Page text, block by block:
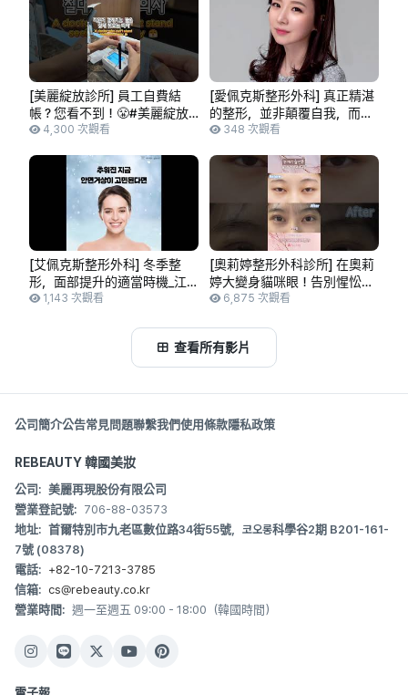
[美麗綻放診所] 員工自費結
帳？您看不到！😤#美麗綻放
診所 #美麗綻放 #皮膚科推薦
合井皮膚科 #弘大皮膚科
#kbeauty #seoulclinic
4,300 次觀看
[愛佩克斯整形外科] 真正精湛
的整形，並非顛覆自我，而是
發掘潛在之美_愛佩克斯整形
348 次觀看
[艾佩克斯整形外科] 冬季整
形，面部提升的適當時機_江
南驛三艾佩克斯整形外科
1,143 次觀看
[奧莉婷整形外科診所] 在奧莉
婷大變身貓咪眼！告別惺忪睡
眼👋 #shorts #雙眼皮前後 #
6,875 次觀看
查看所有影片
公司簡介公告常見問題聯繫我們使用條款隱私政策
REBEAUTY 韓國美妝
公司: 美麗再現股份有限公司
營業登記號: 706-88-03573
地址: 首爾特別市九老區數位路34街55號，코오롱科學谷2期 B201-161-
7號 (08378)
電話: +82-10-7213-3785
信箱: cs@rebeauty.co.kr
營業時間: 週一至週五 09:00 - 18:00（韓國時間）